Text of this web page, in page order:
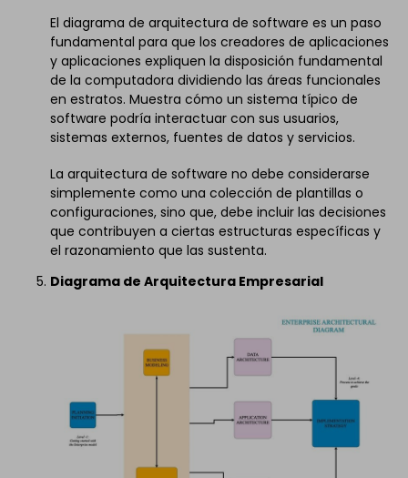
El diagrama de arquitectura de software es un paso
fundamental para que los creadores de aplicaciones
y aplicaciones expliquen la disposición fundamental
de la computadora dividiendo las áreas funcionales
en estratos. Muestra cómo un sistema típico de
software podría interactuar con sus usuarios,
sistemas externos, fuentes de datos y servicios.
La arquitectura de software no debe considerarse
simplemente como una colección de plantillas o
configuraciones, sino que, debe incluir las decisiones
que contribuyen a ciertas estructuras específicas y
el razonamiento que las sustenta.
Diagrama de Arquitectura Empresarial